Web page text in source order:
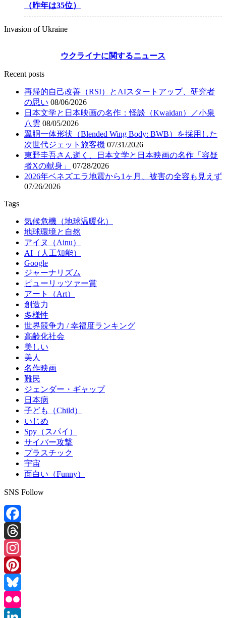
（昨年は35位）
Invasion of Ukraine
ウクライナに関するニュース
Recent posts
再帰的自己改善（RSI）とAIスタートアップ、研究者
の思い 08/06/2026
日本文学と日本映画の名作：怪談（Kwaidan）／小泉
八雲 08/05/2026
翼胴一体形状（Blended Wing Body: BWB）を採用した
次世代ジェット旅客機 07/31/2026
東野圭吾さん逝く、日本文学と日本映画の名作「容疑
者Xの献身」
07/28/2026
2026年ベネズエラ地震から1ヶ月、被害の全容も見えず
07/26/2026
Tags
気候危機（地球温暖化）
地球環境と自然
アイヌ（Ainu）
AI（人工知能）
Google
ジャーナリズム
ピューリッツァー賞
アート（Art）
創造力
多様性
世界競争力 / 幸福度ランキング
高齢化社会
美しい
美人
名作映画
難民
ジェンダー・ギャップ
日本病
子ども（Child）
いじめ
Spy（スパイ）
サイバー攻撃
プラスチック
宇宙
面白い（Funny）
SNS Follow
Facebook
Threads
Instagram
Pinterest
Bluesky
Flickr